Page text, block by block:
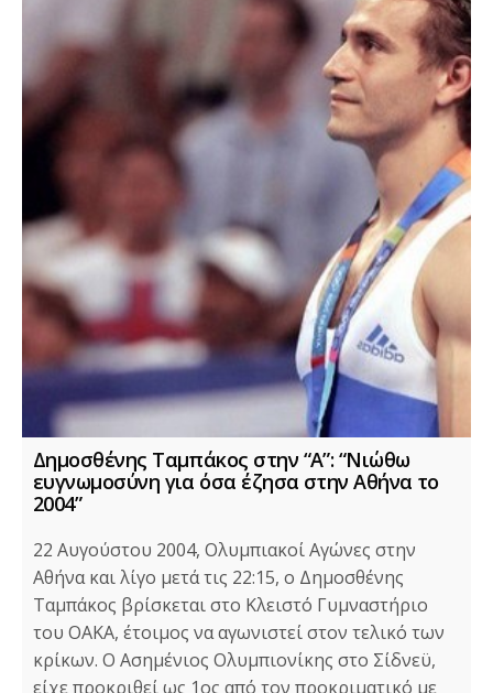
Δημοσθένης Ταμπάκος στην “A”: “Νιώθω
ευγνωμοσύνη για όσα έζησα στην Αθήνα το
2004”
22 Αυγούστου 2004, Ολυμπιακοί Αγώνες στην
Αθήνα και λίγο μετά τις 22:15, ο Δημοσθένης
Ταμπάκος βρίσκεται στο Κλειστό Γυμναστήριο
του ΟΑΚΑ, έτοιμος να αγωνιστεί στον τελικό των
κρίκων. Ο Ασημένιος Ολυμπιονίκης στο Σίδνεϋ,
είχε προκριθεί ως 1ος από τον προκριματικό με